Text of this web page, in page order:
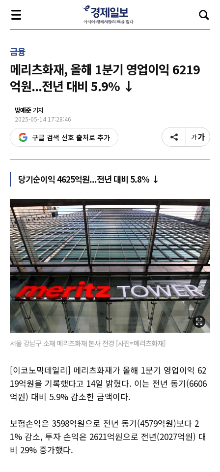
금융
메리츠화재, 올해 1분기 영업이익 6219
억원...전년 대비 5.9% ↓
방예준기자
2025-05-14 17:28:46
구글 검색 선호 출처로 추가
당기순이익 4625억원...전년 대비 5.8% ↓
서울 강남구 소재 메리츠화재 본사 전경 [사진=메리츠화재]
[이코노믹데일리] 메리츠화재가 올해 1분기 영업이익 62
19억원을 기록했다고 14일 밝혔다. 이는 전년 동기(6606
억원) 대비 5.9% 감소한 금액이다.
보험손익은 3598억원으로 전년 동기(4579억원)보다 2
1% 감소, 투자 손익은 2621억원으로 전년(2027억원) 대
비 29% 증가했다.